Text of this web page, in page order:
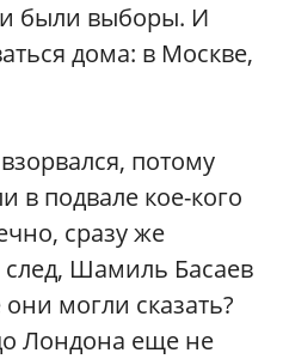
были выборы. И
дома: в Москве,
потому
в подвале кое-кого
сразу же
след, Шамиль Басаев
могли сказать?
Лондона еще не